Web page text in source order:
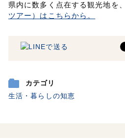
県内に数多く点在する観光地を
ツアー）はこちらから。
カテゴリ
生活・暮らしの知恵